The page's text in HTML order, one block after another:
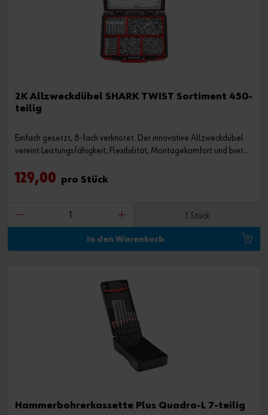
2K Allzweckdübel SHARK TWIST Sortiment 450-
teilig
Einfach gesetzt, 8-fach verknotet. Der innovative Allzweckdübel
vereint Leistungsfähigkeit, Flexibilität, Montagekomfort und bietet
SHARK TWIST Größen in einem Systemkoffer.
129,00 pro Stück
1 Stück
In den Warenkorb
Hammerbohrerkassette Plus Quadro-L 7-teilig